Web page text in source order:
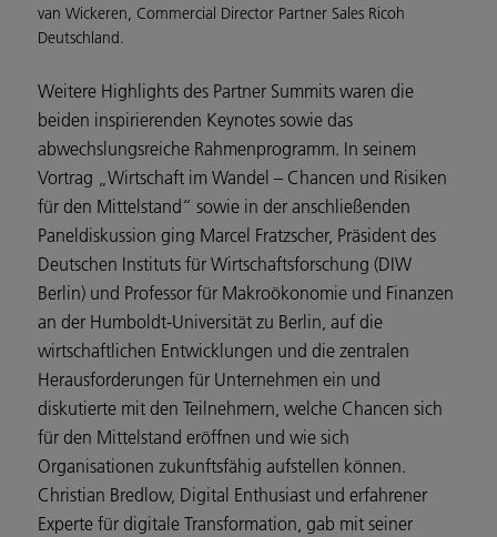
van Wickeren, Commercial Director Partner Sales Ricoh
Deutschland.
Weitere Highlights des Partner Summits waren die
beiden inspirierenden Keynotes sowie das
abwechslungsreiche Rahmenprogramm. In seinem
Vortrag „Wirtschaft im Wandel – Chancen und Risiken
für den Mittelstand“ sowie in der anschließenden
Paneldiskussion ging Marcel Fratzscher, Präsident des
Deutschen Instituts für Wirtschaftsforschung (DIW
Berlin) und Professor für Makroökonomie und Finanzen
an der Humboldt-Universität zu Berlin, auf die
wirtschaftlichen Entwicklungen und die zentralen
Herausforderungen für Unternehmen ein und
diskutierte mit den Teilnehmern, welche Chancen sich
für den Mittelstand eröffnen und wie sich
Organisationen zukunftsfähig aufstellen können.
Christian Bredlow, Digital Enthusiast und erfahrener
Experte für digitale Transformation, gab mit seiner